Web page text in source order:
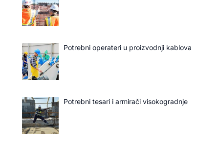
Potrebni operateri u proizvodnji kablova
Potrebni tesari i armirači visokogradnje